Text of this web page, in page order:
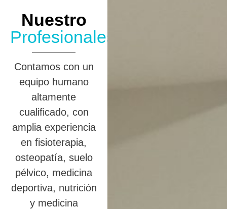
Nuestro
Profesionales
Contamos con un
equipo humano
altamente
cualificado, con
amplia experiencia
en fisioterapia,
osteopatía, suelo
pélvico, medicina
deportiva, nutrición
y medicina